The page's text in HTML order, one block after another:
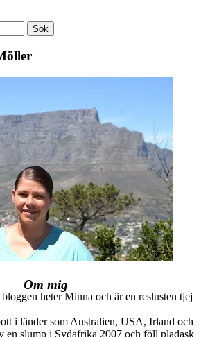
Om mig
heter Minna och är en reslusten tjej
i länder som Australien, USA, Irland och
en slump i Sydafrika 2007 och föll pladask